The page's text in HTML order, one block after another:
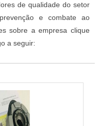
de qualidade do setor
e combate ao
sobre a empresa clique
a seguir: